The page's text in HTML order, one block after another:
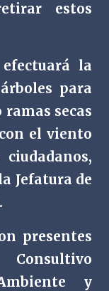
estos
la
para
secas
el viento
Jefatura de
presentes
y